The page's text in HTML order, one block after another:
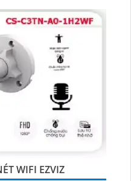
WIFI EZVIZ